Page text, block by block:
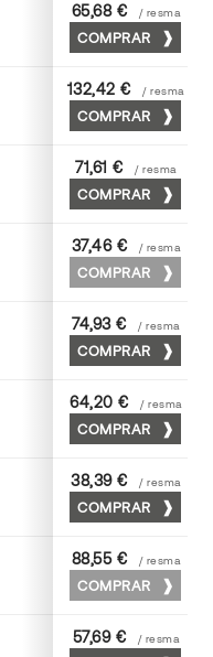
52 x 70
65,68 € / resma
COMPRAR
72 x 102
132,42 € / resma
COMPRAR
75 x 53
71,61 € / resma
COMPRAR
52 x 70
37,46 € / resma
COMPRAR
72 x 102
74,93 € / resma
COMPRAR
63 x 88
64,20 € / resma
COMPRAR
52 x 70
38,39 € / resma
COMPRAR
70 x 100
88,55 € / resma
COMPRAR
57,69 € / resma